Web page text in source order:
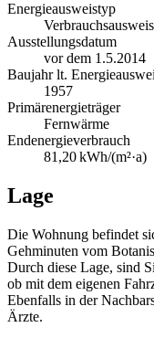
Energieausweistyp
Verbrauchs­ausweis
Ausstellungsdatum
vor dem 1.5.2014
Baujahr lt.
1957
Primärenergieträger
Fernwärme
Endenergie­verbrauch
81,20 kWh/(m²·a)
Lage
Die Wohnung befindet
Gehminuten vom
Durch diese Lage, sind
ob mit dem eigenen
Ebenfalls in der
Ärzte.